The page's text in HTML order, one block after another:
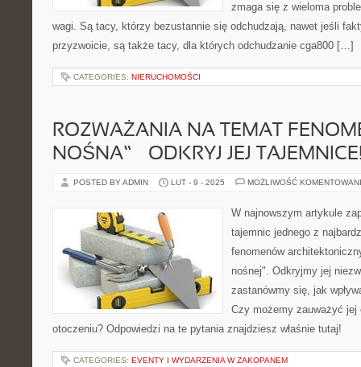
zmaga się z wieloma
wagi. Są tacy, którzy bezustannie się odchudzają, nawet jeśli
przyzwoicie, są także tacy, dla których odchudzanie cga800 […]
CATEGORIES: NIERUCHOMOŚCI
ROZWAŻANIA NA TEMAT
NOŚNA” – ODKRYJ JEJ
POSTED BY ADMIN LUT - 9 - 2025 MOŻLIWOŚĆ
W najnowszym artykule
tajemnic jednego z
fenomenów
nośnej". Odkryjmy jej
zastanówmy się, jak
Czy możemy zauważyć jej
otoczeniu? Odpowiedzi na te pytania znajdziesz właśnie tutaj!
CATEGORIES: EVENTY I WYDARZENIA W ZAKOPANEM